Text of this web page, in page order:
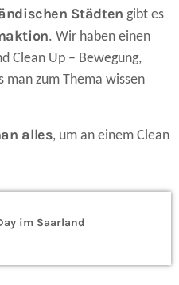
Städten gibt es
. Wir haben einen
Clean Up – Bewegung,
man zum Thema wissen
alles, um an einem Clean
im Saarland